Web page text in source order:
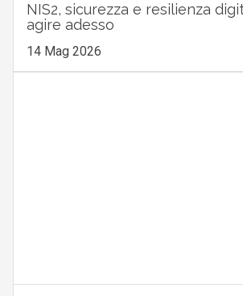
NIS2, sicurezza e resilienza
agire adesso
14 Mag 2026